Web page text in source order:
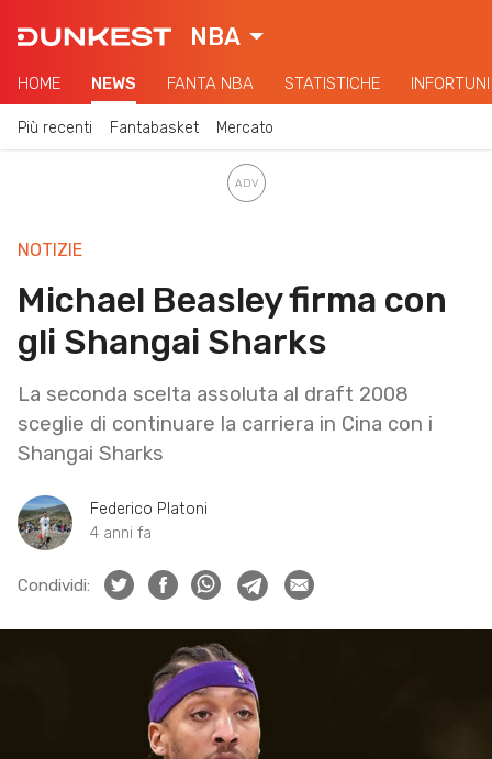
NBA
HOME NEWS FANTA NBA STATISTICHE INFORTUNI
Più recenti Fantabasket Mercato
NOTIZIE
Michael Beasley firma con
gli Shangai Sharks
La seconda scelta assoluta al draft 2008
sceglie di continuare la carriera in Cina con i
Shangai Sharks
Federico Platoni
4 anni fa
Condividi: